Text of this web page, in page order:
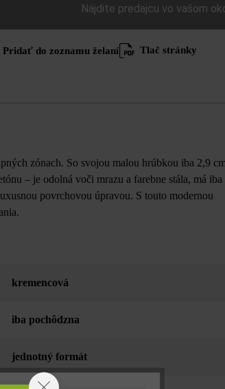
Nájdite predajcu vo vašom
Pridať do zoznamu želaní Tlač stránky
zónach. So svojou malou hrúbkou iba 2,9 cm
– je odolná voči mrazu a farebne stála, má iba
povrchovou úpravou. S touto modernou
kremencová
iba pochôdzna
jednotný formát